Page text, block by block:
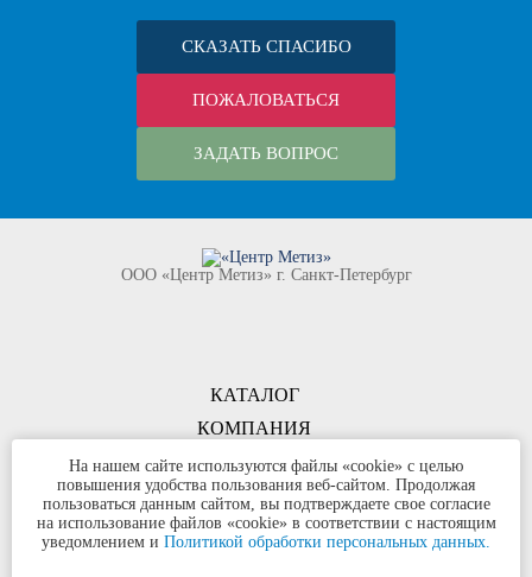
СКАЗАТЬ СПАСИБО
ПОЖАЛОВАТЬСЯ
ЗАДАТЬ ВОПРОС
КОМПАНИЯ
ООО «Центр Метиз» г. Санкт-Петербург
КАТАЛОГ
КОНТАКТЫ
©ООО «Центр Метиз» 2000-2026
Все права защищены
Политика конфиденциальности
На нашем сайте используются файлы «cookie» с целью
повышения удобства пользования веб-сайтом. Продолжая
пользоваться данным сайтом, вы подтверждаете свое согласие
на использование файлов «cookie» в соответствии с настоящим
уведомлением и Политикой обработки персональных данных.